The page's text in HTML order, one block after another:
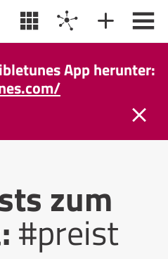
Täglicher
dem 31. August.
zum
#preist